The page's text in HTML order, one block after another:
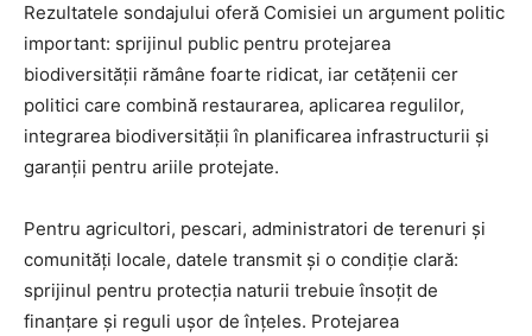
Rezultatele sondajului oferă Comisiei un argument politic
important: sprijinul public pentru protejarea
biodiversității rămâne foarte ridicat, iar cetățenii cer
politici care combină restaurarea, aplicarea regulilor,
integrarea biodiversității în planificarea infrastructurii și
garanții pentru ariile protejate.
Pentru agricultori, pescari, administratori de terenuri și
comunități locale, datele transmit și o condiție clară:
sprijinul pentru protecția naturii trebuie însoțit de
finanțare și reguli ușor de înțeles. Protejarea